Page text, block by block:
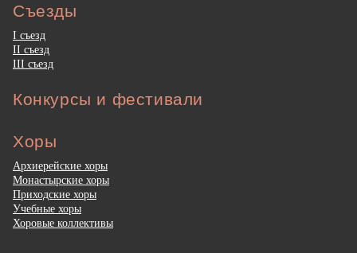
Съезды
I съезд
II съезд
III съезд
Конкурсы и фестивали
Хоры
Архиерейские хоры
Монастырские хоры
Приходские хоры
Учебные хоры
Хоровые коллективы